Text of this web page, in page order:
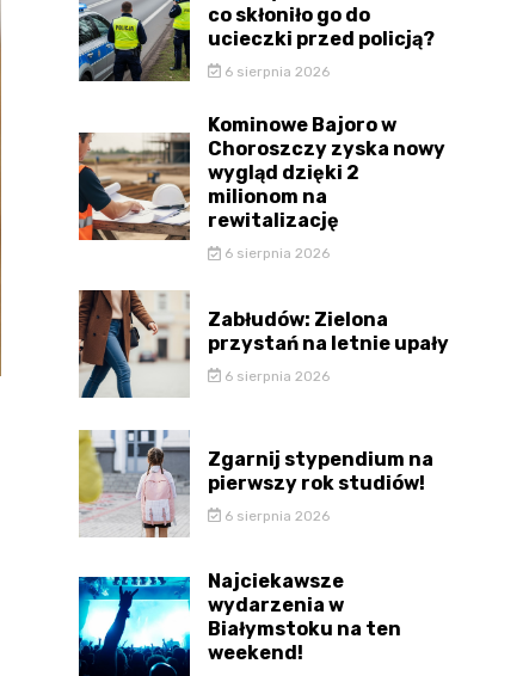
co skłoniło go do
ucieczki przed policją?
6 sierpnia 2026
Kominowe Bajoro w
Choroszczy zyska nowy
wygląd dzięki 2
milionom na
rewitalizację
6 sierpnia 2026
Zabłudów: Zielona
przystań na letnie upały
6 sierpnia 2026
Zgarnij stypendium na
pierwszy rok studiów!
6 sierpnia 2026
Najciekawsze
wydarzenia w
Białymstoku na ten
weekend!